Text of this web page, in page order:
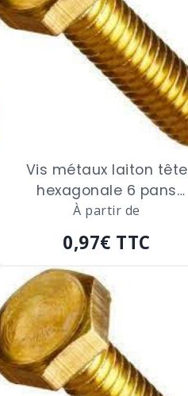
Vis métaux laiton tête
hexagonale 6 pans
filetage total de 4 x 20
m/m
À partir de
0,97€ TTC